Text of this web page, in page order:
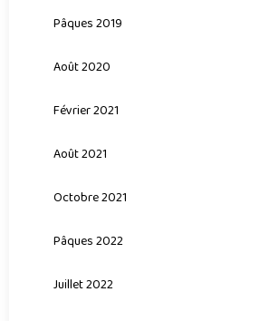
Pâques 2019
Août 2020
Février 2021
Août 2021
Octobre 2021
Pâques 2022
Juillet 2022